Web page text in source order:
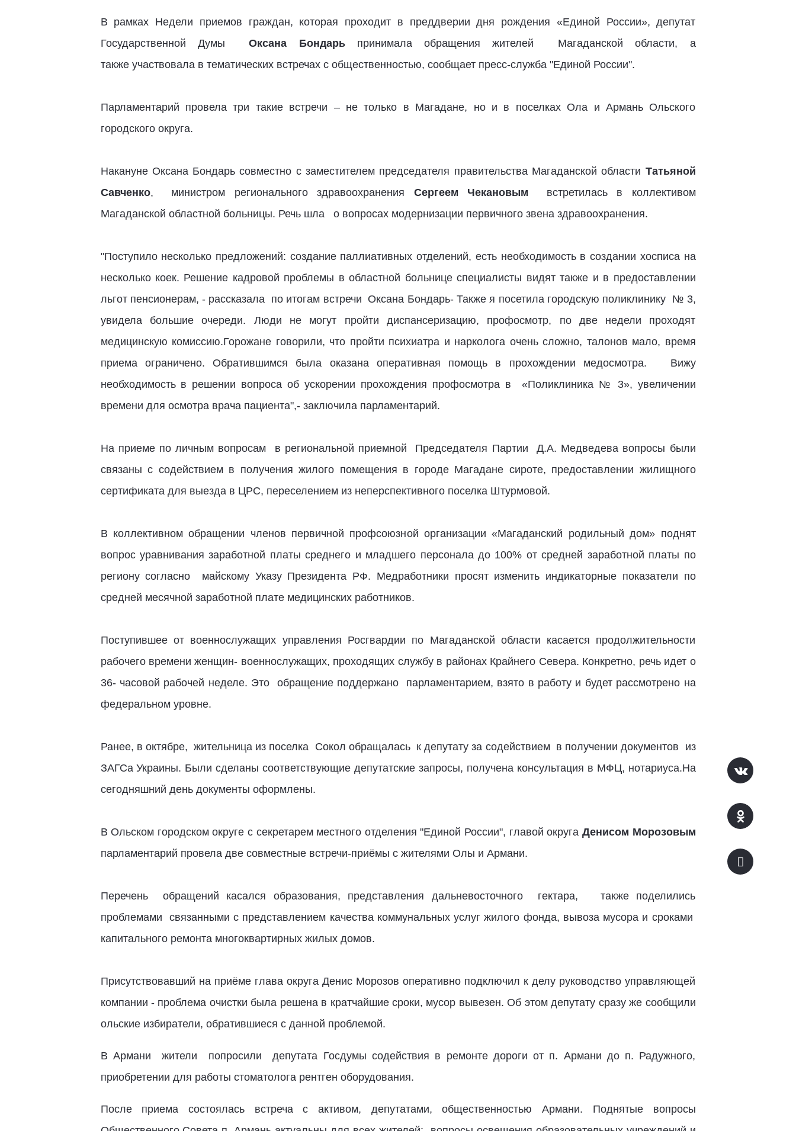
В рамках Недели приемов граждан, которая проходит в преддверии дня рождения «Единой России», депутат
Государственной ДумыОксана Бондарь принимала обращения жителей Магаданской области, а
также участвовала в тематических встречах с общественностью, сообщает пресс-служба "Единой России".
Парламентарий провела три такие встречи – не только в Магадане, но и в поселках Ола и Армань Ольского
городского округа.
Накануне Оксана Бондарь совместно с заместителем председателя правительства Магаданской области Татьяной
Савченко, министром регионального здравоохранения Сергеем Чекановым встретилась в коллективом
Магаданской областной больницы. Речь шла о вопросах модернизации первичного звена здравоохранения.
"Поступило несколько предложений: создание паллиативных отделений, есть необходимость в создании хосписа на
несколько коек. Решение кадровой проблемы в областной больнице специалисты видят также и в предоставлении
льгот пенсионерам, - рассказала по итогам встречи Оксана Бондарь- Также я посетила городскую поликлинику № 3,
увидела большие очереди. Люди не могут пройти диспансеризацию, профосмотр, по две недели проходят
медицинскую комиссию.Горожане говорили, что пройти психиатра и нарколога очень сложно, талонов мало, время
приема ограничено. Обратившимся была оказана оперативная помощь в прохождении медосмотра. Вижу
необходимость в решении вопроса об ускорении прохождения профосмотра в «Поликлиника № 3», увеличении
времени для осмотра врача пациента",- заключила парламентарий.
На приеме по личным вопросам в региональной приемной Председателя Партии Д.А. Медведева вопросы были
связаны с содействием в получения жилого помещения в городе Магадане сироте, предоставлении жилищного
сертификата для выезда в ЦРС, переселением из неперспективного поселка Штурмовой.
В коллективном обращении членов первичной профсоюзной организации «Магаданский родильный дом» поднят
вопрос уравнивания заработной платы среднего и младшего персонала до 100% от средней заработной платы по
региону согласно майскому Указу Президента РФ. Медработники просят изменить индикаторные показатели по
средней месячной заработной плате медицинских работников.
Поступившее от военнослужащих управления Росгвардии по Магаданской области касается продолжительности
рабочего времени женщин- военнослужащих, проходящих службу в районах Крайнего Севера. Конкретно, речь идет о
36- часовой рабочей неделе. Это обращение поддержано парламентарием, взято в работу и будет рассмотрено на
федеральном уровне.
Ранее, в октябре, жительница из поселка Сокол обращалась к депутату за содействием в получении документов из
ЗАГСа Украины. Были сделаны соответствующие депутатские запросы, получена консультация в МФЦ, нотариуса.На
сегодняшний день документы оформлены.
В Ольском городском округе с секретарем местного отделения "Единой России", главой округа Денисом Морозовым
парламентарий провела две совместные встречи-приёмы с жителями Олы и Армани.
Перечень обращений касался образования, представления дальневосточного гектара, также поделились
проблемами связанными с представлением качества коммунальных услуг жилого фонда, вывоза мусора и сроками
капитального ремонта многоквартирных жилых домов.
Присутствовавший на приёме глава округа Денис Морозов оперативно подключил к делу руководство управляющей
компании - проблема очистки была решена в кратчайшие сроки, мусор вывезен. Об этом депутату сразу же сообщили
ольские избиратели, обратившиеся с данной проблемой.
В Армани жители попросили депутата Госдумы содействия в ремонте дороги от п. Армани до п. Радужного,
приобретении для работы стоматолога рентген оборудования.
После приема состоялась встреча с активом, депутатами, общественностью Армани. Поднятые вопросы